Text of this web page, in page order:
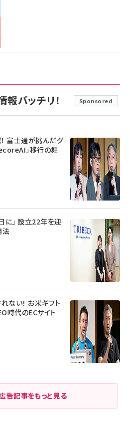
バッチリ！ Sponsored
富士通が挑んだグ
」移行の舞
に」 設立22年を迎
法
ない！ お米ギフト
時代のECサイト
告記事をもっと見る